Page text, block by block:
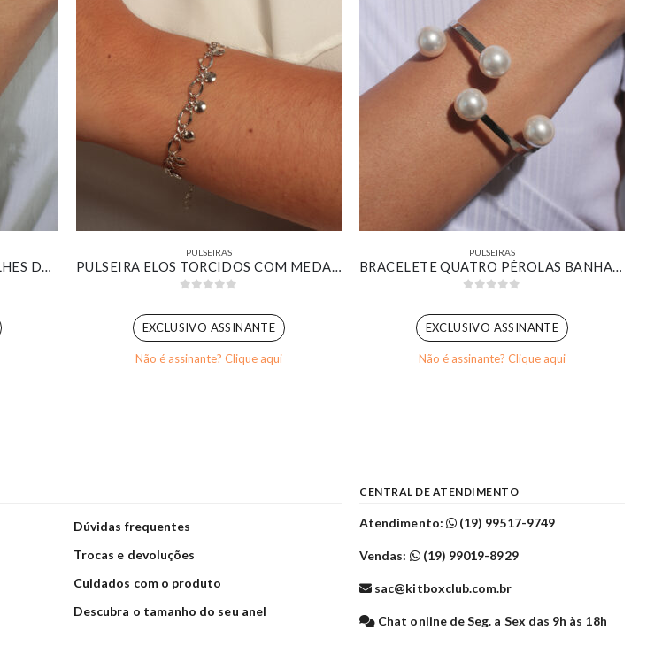
PULSEIRA GRUMET COM DETALHES DE ZIRCÔNIAS CRISTAIS BANHADO EM OURO BRANCO
PULSEIRAS
PULSEIRA ELOS TORCIDOS COM MEDALHINHAS LISAS BANHADO EM OURO BRANCO
EXCLUSIVO ASSINANTE
Não é assinante? Clique aqui
PULSEIRAS
BRACELETE QUATRO PÉROLAS BANHADO EM OURO BRANCO
EXCLUSIVO ASSINANTE
Não é assinante? Clique aqui
Dúvidas frequentes
Trocas e devoluções
Cuidados com o produto
Descubra o tamanho do seu anel
CENTRAL DE ATENDIMENTO
Atendimento: (19) 99517-9749
Vendas: (19) 99019-8929
sac@kitboxclub.com.br
Chat online de Seg. a Sex das 9h às 18h